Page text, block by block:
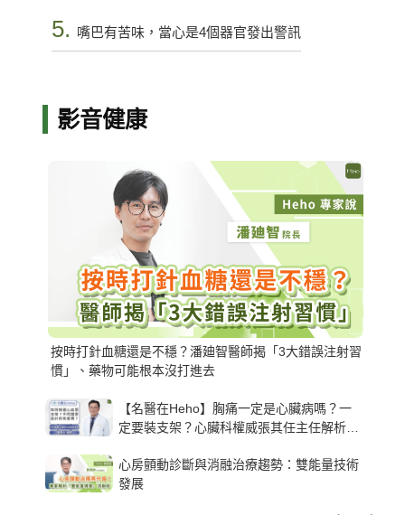
5. 嘴巴有苦味，當心是4個器官發出警訊
影音健康
按時打針血糖還是不穩？潘廸智醫師揭「3大錯誤注射習
慣」、藥物可能根本沒打進去
【名醫在Heho】胸痛一定是心臟病嗎？一
定要裝支架？心臟科權威張其任主任解析支
心房顫動診斷與消融治療趨勢：雙能量技術
發展